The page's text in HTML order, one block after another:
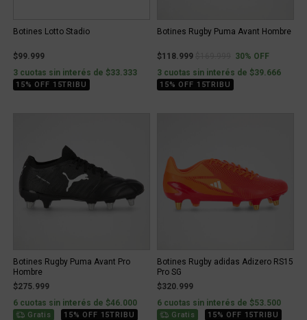
Botines Lotto Stadio
$99.999
3 cuotas sin interés de $33.333
15% OFF 15TRIBU
Botines Rugby Puma Avant Hombre
$118.999 Price reduced from
to30% OFF
3 cuotas sin interés de $39.666
15% OFF 15TRIBU
Botines Rugby Puma Avant Pro
Hombre
$275.999
6 cuotas sin interés de $46.000
Gratis 15% OFF 15TRIBU
Botines Rugby adidas Adizero RS15
Pro SG
$320.999
6 cuotas sin interés de $53.500
Gratis 15% OFF 15TRIBU